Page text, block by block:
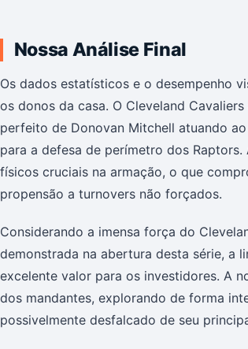
Nossa Análise Final
Os dados estatísticos e o desempenho
os donos da casa. O Cleveland
perfeito de Donovan Mitchell atuando
para a defesa de perímetro dos
físicos cruciais na armação, o que
propensão a turnovers não forçados.
Considerando a imensa força do
demonstrada na abertura desta série, a
excelente valor para os investidores. A
dos mandantes, explorando de forma
possivelmente desfalcado de seu